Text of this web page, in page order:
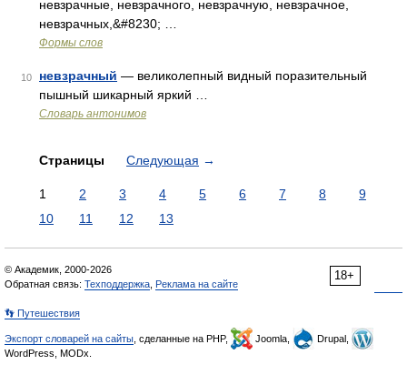
невзрачные, невзрачного, невзрачную, невзрачное,
невзрачных,&#8230; …
Формы слов
10 невзрачный — великолепный видный поразительный
пышный шикарный яркий …
Словарь антонимов
Страницы Следующая →
1 2 3 4 5 6 7 8
9
10
11 12 13
18+
© Академик, 2000-2026
Обратная связь: Техподдержка Реклама на сайте
👣 Путешествия
Экспорт словарей на сайты , сделанные на PHP, Joomla,
Drupal,
WordPress, MODx.